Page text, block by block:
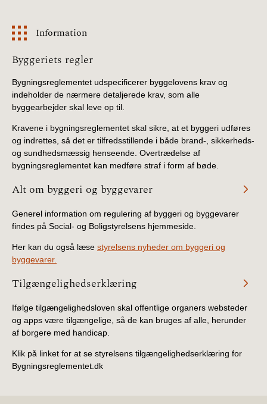
Information
Information
Byggeriets regler
Bygningsreglementet udspecificerer byggelovens krav og
indeholder de nærmere detaljerede krav, som alle
byggearbejder skal leve op til.
Kravene i bygningsreglementet skal sikre, at et byggeri udføres
og indrettes, så det er tilfredsstillende i både brand-, sikkerheds-
og sundhedsmæssig henseende. Overtrædelse af
bygningsreglementet kan medføre straf i form af bøde.
Alt om byggeri og byggevarer
Generel information om regulering af byggeri og byggevarer
findes på Social- og Boligstyrelsens hjemmeside.
Her kan du også læse styrelsens nyheder om byggeri og
byggevarer.
Tilgængelighedserklæring
Ifølge tilgængelighedsloven skal offentlige organers websteder
og apps være tilgængelige, så de kan bruges af alle, herunder
af borgere med handicap.
Klik på linket for at se styrelsens tilgængelighedserklæring for
Bygningsreglementet.dk